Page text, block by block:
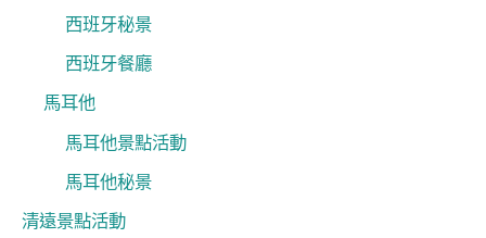
西班牙秘景
西班牙餐廳
馬耳他
馬耳他景點活動
馬耳他秘景
清遠景點活動